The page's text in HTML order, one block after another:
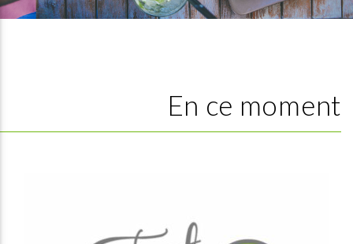
En ce moment